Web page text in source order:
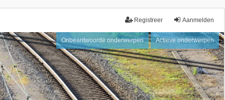
Aanmelden
Registreer
Onbeantwoorde onderwerpen Actieve onderwerpen